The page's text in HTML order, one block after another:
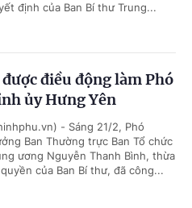
định của Ban Bí thư Trung...
điều động làm Phó
ủy Hưng Yên
- Sáng 21/2, Phó
Ban Thường trực Ban Tổ chức
ương Nguyễn Thanh Bình, thừa
của Ban Bí thư, đã công...